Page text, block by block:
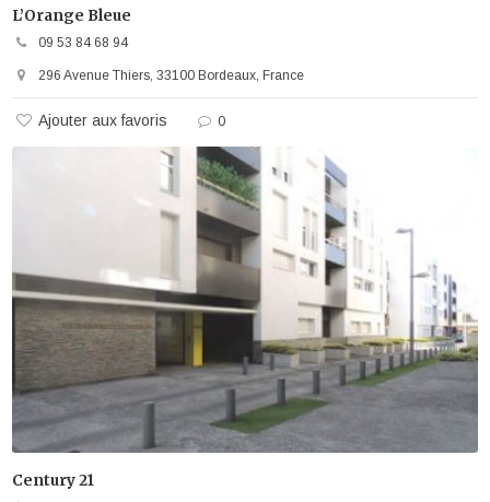
L’Orange Bleue
09 53 84 68 94
296 Avenue Thiers, 33100 Bordeaux, France
Ajouter aux favoris 0
Century 21